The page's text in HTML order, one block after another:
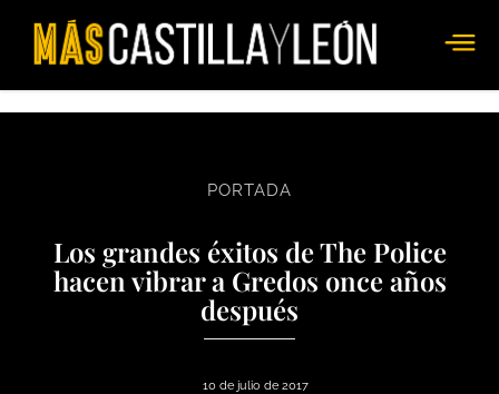
PORTADA
Los grandes éxitos de The Police
hacen vibrar a Gredos once años
después
10 de julio de 2017